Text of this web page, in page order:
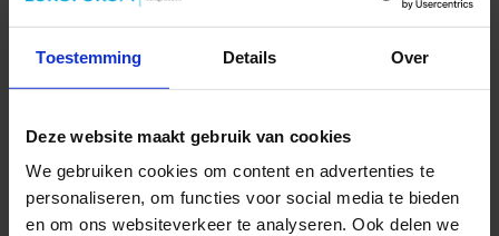
Toestemming Details Over
Deze website maakt gebruik van cookies
We gebruiken cookies om content en advertenties te
personaliseren, om functies voor social media te bieden
en om ons websiteverkeer te analyseren. Ook delen we